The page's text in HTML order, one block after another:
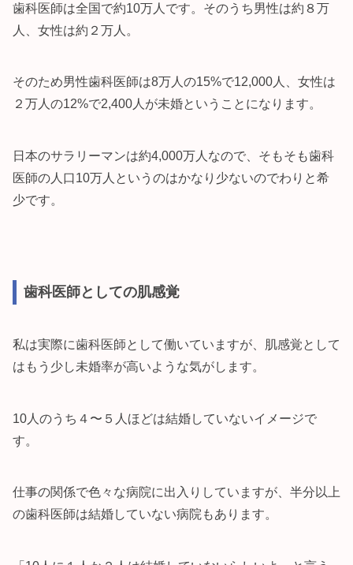
歯科医師は全国で約10万人です。そのうち男性は約８万
人、女性は約２万人。
そのため男性歯科医師は8万人の15%で12,000人、女性は
２万人の12%で2,400人が未婚ということになります。
日本のサラリーマンは約4,000万人なので、そもそも歯科
医師の人口10万人というのはかなり少ないのでわりと希
少です。
歯科医師としての肌感覚
私は実際に歯科医師として働いていますが、肌感覚として
はもう少し未婚率が高いような気がします。
10人のうち４〜５人ほどは結婚していないイメージで
す。
仕事の関係で色々な病院に出入りしていますが、半分以上
の歯科医師は結婚していない病院もあります。